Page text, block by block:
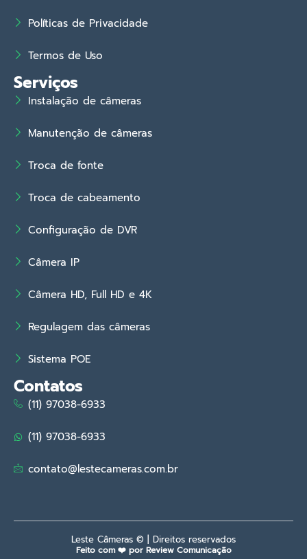
Políticas de Privacidade
Termos de Uso
Serviços
Instalação de câmeras
Manutenção de câmeras
Troca de fonte
Troca de cabeamento
Configuração de DVR
Câmera IP
Câmera HD, Full HD e 4K
Regulagem das câmeras
Sistema POE
Contatos
(11) 97038-6933
(11) 97038-6933
contato@lestecameras.com.br
Leste Câmeras © | Direitos reservados
Feito com ❤️ por Review Comunicação